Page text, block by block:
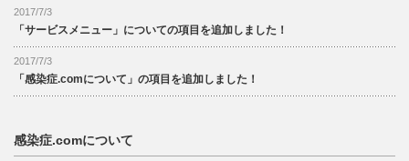
2017/7/3
「サービスメニュー」についての項目を追加しました！
2017/7/3
「感染症.comについて」の項目を追加しました！
感染症.comについて